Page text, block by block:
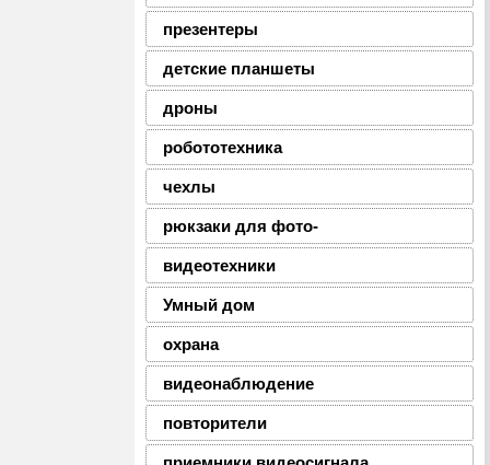
презентеры
детские планшеты
дроны
робототехника
чехлы
рюкзаки для фото-
видеотехники
Умный дом
охрана
видеонаблюдение
повторители